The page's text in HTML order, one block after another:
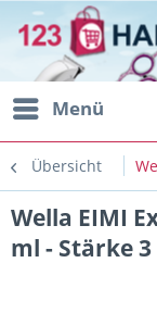
Menü
Übersicht
Wella EIMI
ml - Stärke 3